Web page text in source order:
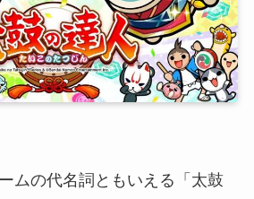
ムの代名詞ともいえる「太鼓